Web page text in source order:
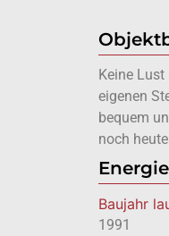
Keine
eigenen
bequem
noch
Baujahr
1991